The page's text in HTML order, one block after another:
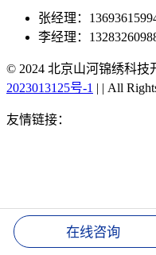
张经理：
李经理：
© 2024 北京山河锦绣科技
2023013125号-1 | | All
友情链接：
湖北北斗授时装置 北
修改
北斗卫星授时 接口
在线咨询